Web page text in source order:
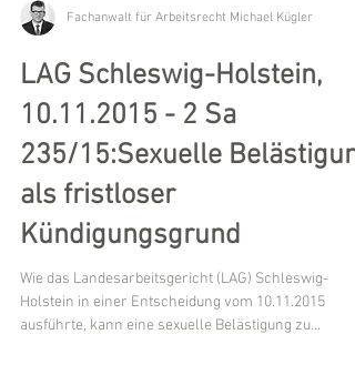
Fachanwalt für Arbeitsrecht Michael Kügler
LAG Schleswig-Holstein,
10.11.2015 - 2 Sa
als fristloser
Kündigungsgrund